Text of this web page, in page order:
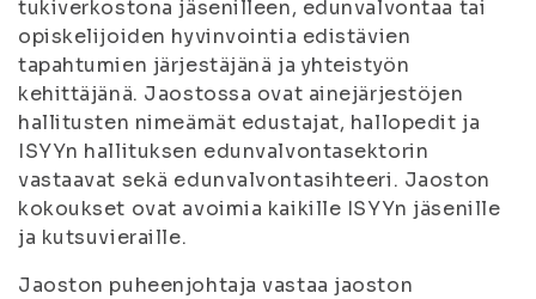
tukiverkostona jäsenilleen, edunvalvontaa tai
opiskelijoiden hyvinvointia edistävien
tapahtumien järjestäjänä ja yhteistyön
kehittäjänä. Jaostossa ovat ainejärjestöjen
hallitusten nimeämät edustajat, hallopedit ja
ISYYn hallituksen edunvalvontasektorin
vastaavat sekä edunvalvontasihteeri. Jaoston
kokoukset ovat avoimia kaikille ISYYn jäsenille
ja kutsuvieraille.
Jaoston puheenjohtaja vastaa jaoston